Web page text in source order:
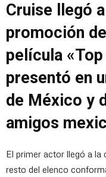
Cruise llegó
promoción
película
presentó en
de México y
amigos
El primer actor llegó a la
resto del elenco